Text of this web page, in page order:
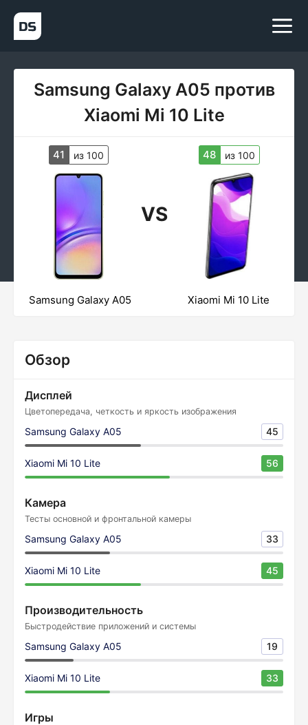
Samsung Galaxy A05 против
Xiaomi Mi 10 Lite
41 из 100
VS
48 из 100
Samsung Galaxy A05 Xiaomi Mi 10 Lite
Обзор
Дисплей
Цветопередача, четкость и яркость изображения
Samsung Galaxy A05 45
Xiaomi Mi 10 Lite 56
Камера
Тесты основной и фронтальной камеры
Samsung Galaxy A05 33
Xiaomi Mi 10 Lite 45
Производительность
Быстродействие приложений и системы
Samsung Galaxy A05 19
Xiaomi Mi 10 Lite 33
Игры